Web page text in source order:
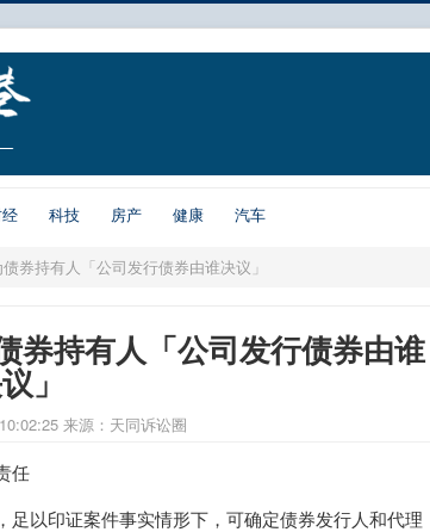
科技 房产 健康 汽车
券持有人「公司发行债券由谁决议」
券持有人「公司发行债券由谁
」
来源：天同诉讼圈
任
以印证案件事实情形下，可确定债券发行人和代理